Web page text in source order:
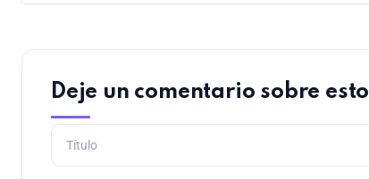
Deje un comentario sobre esto